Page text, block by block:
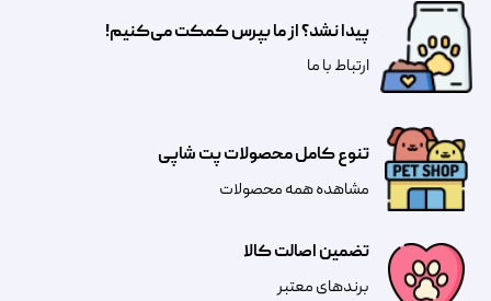
تضمین اصالت کالا
​​برندهای معتبر​​​​​​​
تنوع کامل محصولات پت شاپی
مشاهده همه محصولات
پیدا نشد؟ از ما بپرس کمکت می‌کنیم!
​​​ارتباط با ما